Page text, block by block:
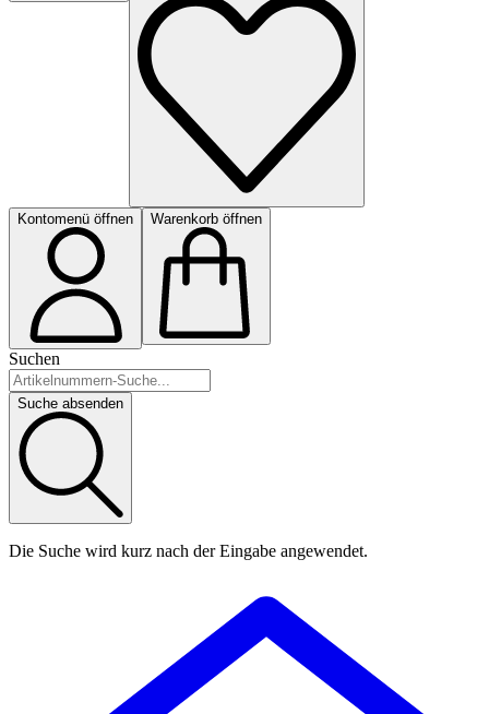
Kontomenü öffnen Warenkorb öffnen
Suchen
Suche absenden
Die Suche wird kurz nach der Eingabe angewendet.